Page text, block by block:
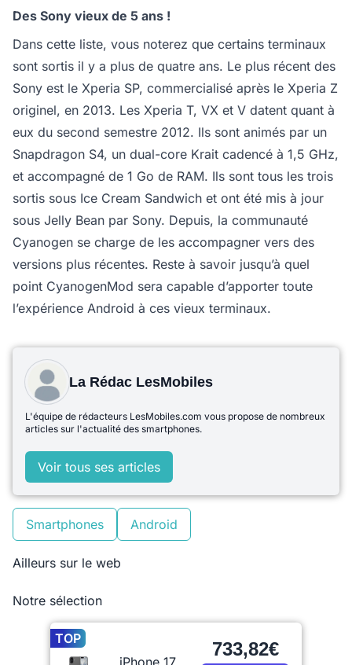
Des Sony vieux de 5 ans !
Dans cette liste, vous noterez que certains terminaux
sont sortis il y a plus de quatre ans. Le plus récent des
Sony est le Xperia SP, commercialisé après le Xperia Z
originel, en 2013. Les Xperia T, VX et V datent quant à
eux du second semestre 2012. Ils sont animés par un
Snapdragon S4, un dual-core Krait cadencé à 1,5 GHz,
et accompagné de 1 Go de RAM. Ils sont tous les trois
sortis sous Ice Cream Sandwich et ont été mis à jour
sous Jelly Bean par Sony. Depuis, la communauté
Cyanogen se charge de les accompagner vers des
versions plus récentes. Reste à savoir jusqu’à quel
point CyanogenMod sera capable d’apporter toute
l’expérience Android à ces vieux terminaux.
La Rédac LesMobiles
L'équipe de rédacteurs LesMobiles.com vous propose de nombreux
articles sur l'actualité des smartphones.
Voir tous ses articles
Smartphones Android
Ailleurs sur le web
Notre sélection
TOP
iPhone 17
733,82€